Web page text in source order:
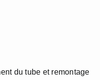
du tube et remontage